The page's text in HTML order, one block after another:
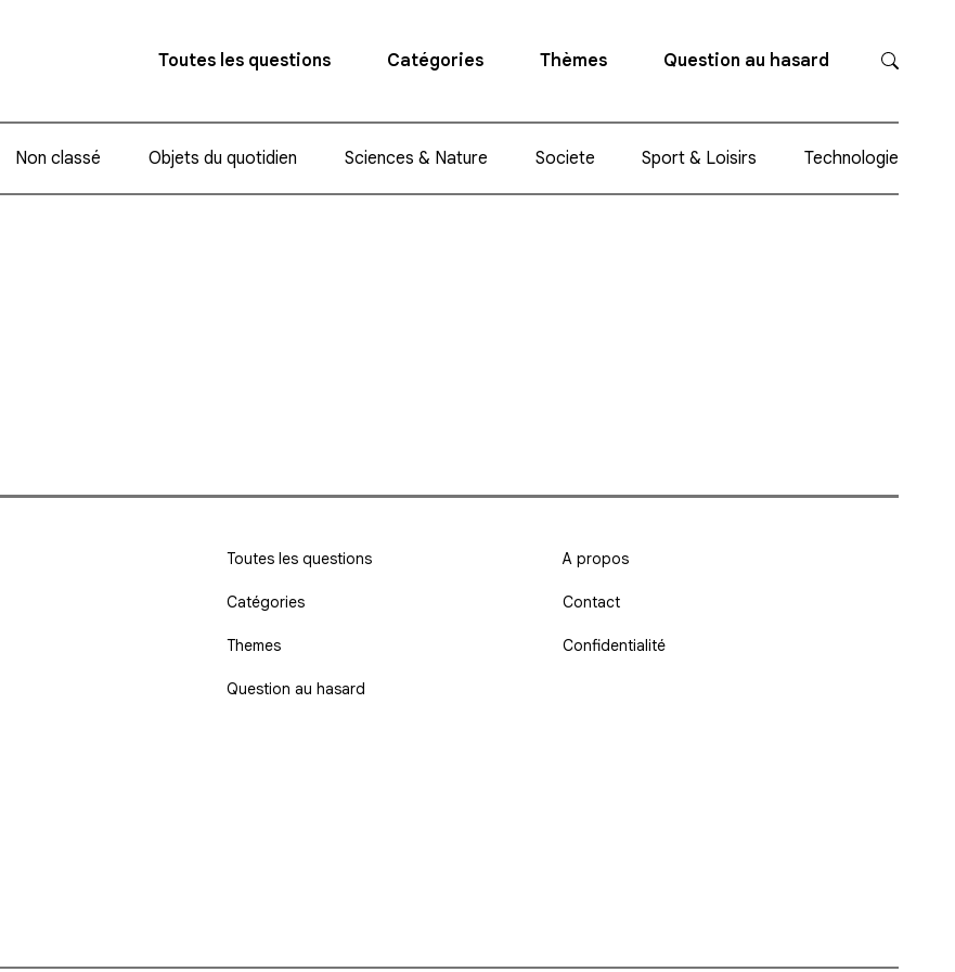
Toutes les questions Catégories Thèmes Question au hasard
Non classé Objets du quotidien Sciences & Nature Societe Sport & Loisirs Technologie
Toutes les questions
Catégories
Themes
Question au hasard
A propos
Contact
Confidentialité